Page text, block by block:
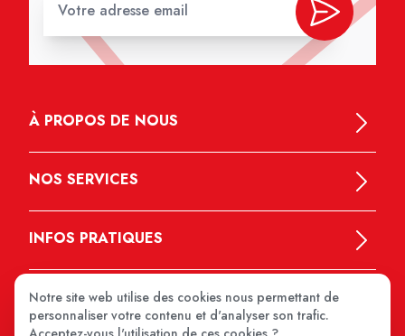
À PROPOS DE NOUS
NOS SERVICES
INFOS PRATIQUES
Notre site web utilise des cookies nous permettant de
personnaliser votre contenu et d'analyser son trafic.